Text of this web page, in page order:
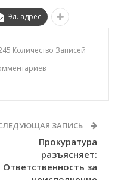
Эл. адрес
Количество Записей
ЗАПИСЬ
Прокуратура
разъясняет:
Ответственность за